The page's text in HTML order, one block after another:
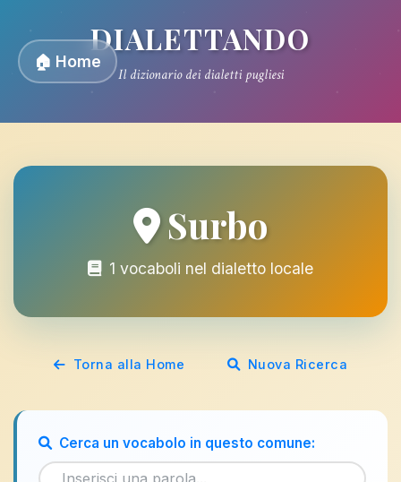
🏠 Home
DIALETTANDO
Il dizionario dei dialetti pugliesi
Surbo
1 vocaboli nel dialetto locale
Torna alla Home Nuova Ricerca
Cerca un vocabolo in questo comune: